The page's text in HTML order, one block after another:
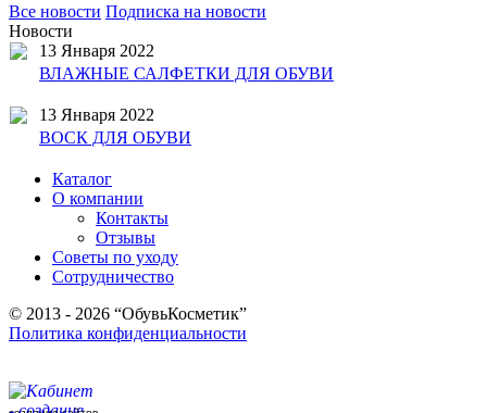
Все новости Подписка на новости
Новости
13 Января 2022
ВЛАЖНЫЕ САЛФЕТКИ ДЛЯ ОБУВИ
13 Января 2022
ВОСК ДЛЯ ОБУВИ
Каталог
О компании
Контакты
Отзывы
Советы по уходу
Сотрудничество
© 2013 - 2026 “ОбувьКосметик”
Политика конфиденциальности